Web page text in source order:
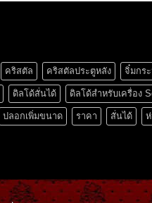
คริสตัล คริสตัลประตูหลัง จิ๋มกร
ดิลโด้สั่นได้ ดิลโด้สำหรับเครื่อง
ปลอกเพิ่มขนาด ราคา สั่นได้